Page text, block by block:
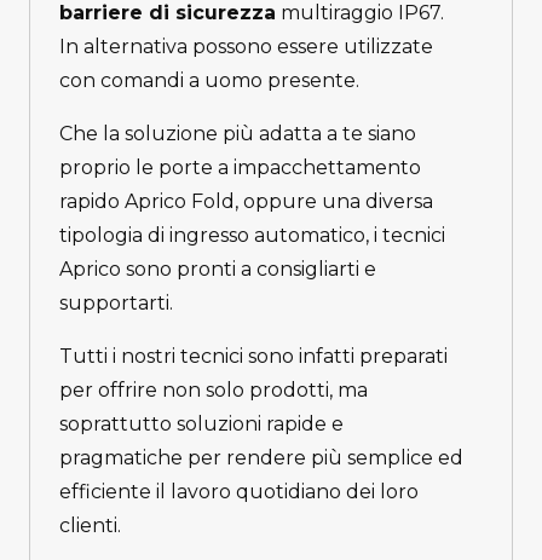
barriere di sicurezza multiraggio IP67.
In alternativa possono essere utilizzate
con comandi a uomo presente.
Che la soluzione più adatta a te siano
proprio le porte a impacchettamento
rapido Aprico Fold, oppure una diversa
tipologia di ingresso automatico, i tecnici
Aprico sono pronti a consigliarti e
supportarti.
Tutti i nostri tecnici sono infatti preparati
per offrire non solo prodotti, ma
soprattutto soluzioni rapide e
pragmatiche per rendere più semplice ed
efficiente il lavoro quotidiano dei loro
clienti.